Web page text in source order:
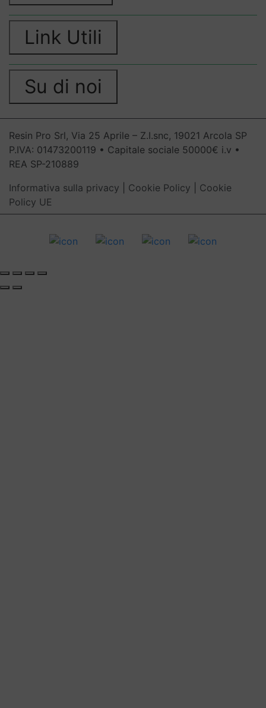
Link Utili
Su di noi
Resin Pro Srl, Via 25 Aprile – Z.I.snc, 19021 Arcola SP
P.IVA: 01473200119 • Capitale sociale 50000€ i.v •
REA SP-210889
Informativa sulla privacy
Cookie Policy
Cookie
Policy UE